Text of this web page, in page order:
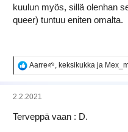
kuulun myös, sillä olenhan
queer) tuntuu eniten omalta.
R
k
o
Aarre🌱 keksikukka ja
2.2.2021
Terveppä vaan : D.